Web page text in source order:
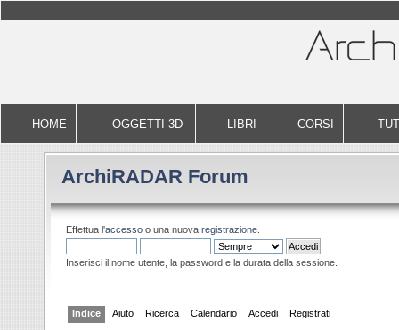
HOME OGGETTI 3D LIBRI CORSI
ArchiRADAR Forum
Effettua l'accesso o una nuova registrazione.
Inserisci il nome utente, la password e la durata della sessione.
Indice Aiuto Ricerca Calendario Accedi Registrati